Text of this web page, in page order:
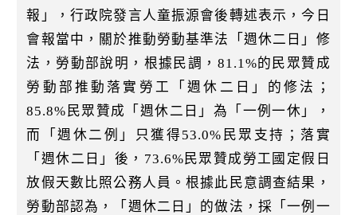
報」，行政院發言人童振源會後轉述表示，今日
會報當中，關於推動勞動基準法「週休二日」修
法，勞動部說明，根據民調，81.1%的民眾贊成
勞動部推動落實勞工「週休二日」的修法；
85.8%民眾贊成「週休二日」為「一例一休」，
而「週休二例」只獲得53.0%民眾支持；落實
「週休二日」後，73.6%民眾贊成勞工國定假日
放假天數比照公務人員。根據此民意調查結果，
勞動部認為，「週休二日」的做法，採「一例一